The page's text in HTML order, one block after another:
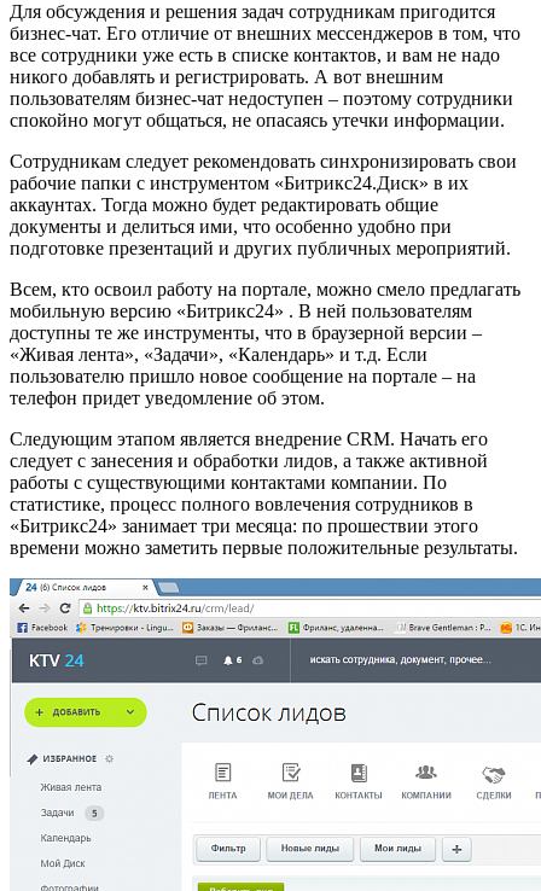
Для обсуждения и решения задач сотрудникам пригодится
бизнес-чат. Его отличие от внешних мессенджеров в том, что
все сотрудники уже есть в списке контактов, и вам не надо
никого добавлять и регистрировать. А вот внешним
пользователям бизнес-чат недоступен – поэтому сотрудники
спокойно могут общаться, не опасаясь утечки информации.
Сотрудникам следует рекомендовать синхронизировать свои
рабочие папки с инструментом «Битрикс24.Диск» в их
аккаунтах. Тогда можно будет редактировать общие
документы и делиться ими, что особенно удобно при
подготовке презентаций и других публичных мероприятий.
Всем, кто освоил работу на портале, можно смело предлагать
мобильную версию «Битрикс24» . В ней пользователям
доступны те же инструменты, что в браузерной версии –
«Живая лента», «Задачи», «Календарь» и т.д. Если
пользователю пришло новое сообщение на портале – на
телефон придет уведомление об этом.
Следующим этапом является внедрение CRM. Начать его
следует с занесения и обработки лидов, а также активной
работы с существующими контактами компании. По
статистике, процесс полного вовлечения сотрудников в
«Битрикс24» занимает три месяца: по прошествии этого
времени можно заметить первые положительные результаты.